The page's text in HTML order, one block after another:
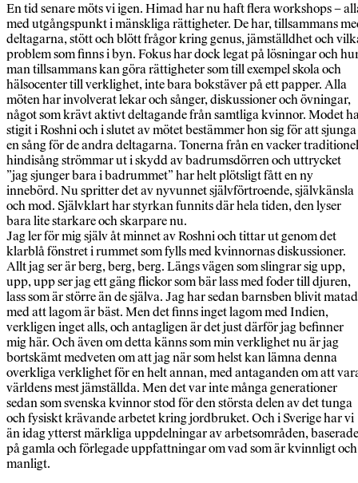
En tid senare möts vi igen. Himad har nu haft flera workshops –
med utgångspunkt i mänskliga rättigheter. De har, tillsammans
deltagarna, stött och blött frågor kring genus, jämställdhet och
problem som finns i byn. Fokus har dock legat på lösningar och
man tillsammans kan göra rättigheter som till exempel skola och
hälsocenter till verklighet, inte bara bokstäver på ett papper. Alla
möten har involverat lekar och sånger, diskussioner och övningar,
något som krävt aktivt deltagande från samtliga kvinnor. Modet
stigit i Roshni och i slutet av mötet bestämmer hon sig för att sjunga
en sång för de andra deltagarna. Tonerna från en vacker
hindisång strömmar ut i skydd av badrumsdörren och uttrycket
”jag sjunger bara i badrummet” har helt plötsligt fått en ny
innebörd. Nu spritter det av nyvunnet självförtroende, självkänsla
och mod. Självklart har styrkan funnits där hela tiden, den lyser
bara lite starkare och skarpare nu.
Jag ler för mig själv åt minnet av Roshni och tittar ut genom det
klarblå fönstret i rummet som fylls med kvinnornas diskussioner.
Allt jag ser är berg, berg, berg. Längs vägen som slingrar sig upp,
upp, upp ser jag ett gäng flickor som bär lass med foder till djuren,
lass som är större än de själva. Jag har sedan barnsben blivit matad
med att lagom är bäst. Men det finns inget lagom med Indien,
verkligen inget alls, och antagligen är det just därför jag befinner
mig här. Och även om detta känns som min verklighet nu är jag
bortskämt medveten om att jag när som helst kan lämna denna
overkliga verklighet för en helt annan, med antaganden om att
världens mest jämställda. Men det var inte många generationer
sedan som svenska kvinnor stod för den största delen av det tunga
och fysiskt krävande arbetet kring jordbruket. Och i Sverige har vi
än idag ytterst märkliga uppdelningar av arbetsområden, baserade
på gamla och förlegade uppfattningar om vad som är kvinnligt och
manligt.